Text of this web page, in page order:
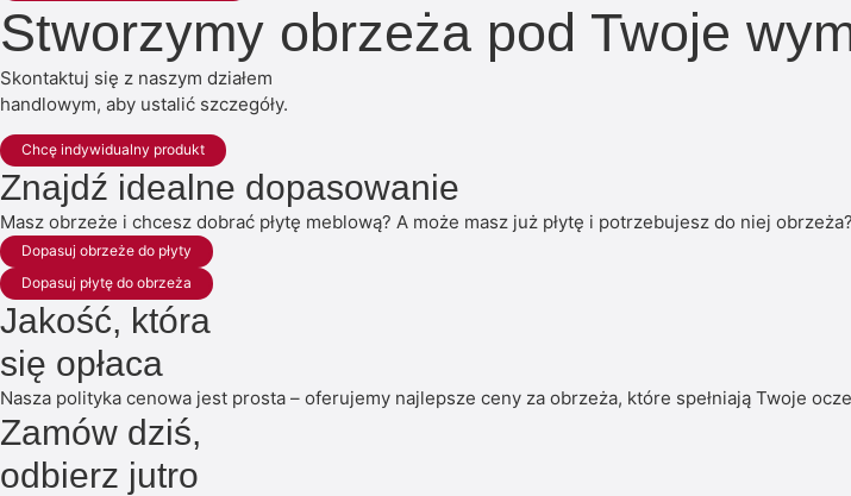
Stworzymy obrzeża pod Twoje
Skontaktuj się z naszym działem
handlowym, aby ustalić szczegóły.
Chcę indywidualny produkt
Znajdź idealne dopasowanie
Masz obrzeże i chcesz dobrać płytę meblową? A może masz już płytę i potrzebujesz do niej
Dopasuj obrzeże do płyty
Dopasuj płytę do obrzeża
Jakość, która
się opłaca
Nasza polityka cenowa jest prosta – oferujemy najlepsze ceny za obrzeża, które spełniają Twoje
Zamów dziś,
odbierz jutro